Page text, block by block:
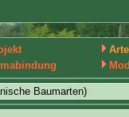
Baumarten)